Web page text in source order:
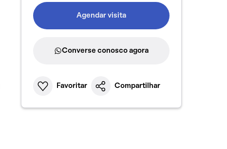
Agendar visita
Converse conosco agora
Favoritar Compartilhar